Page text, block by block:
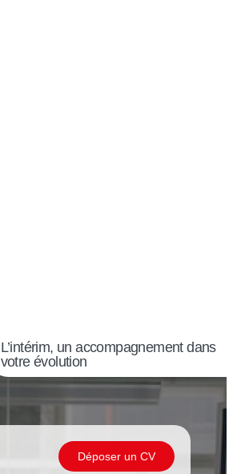
L’intérim, un accompagnement dans
votre évolution
Déposer un CV